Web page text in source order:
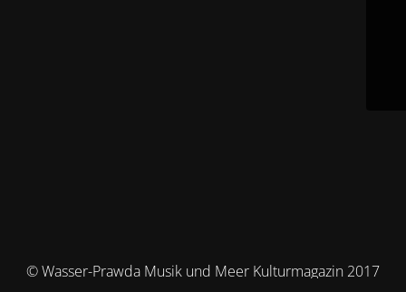
© Wasser-Prawda Musik und Meer Kulturmagazin 2017